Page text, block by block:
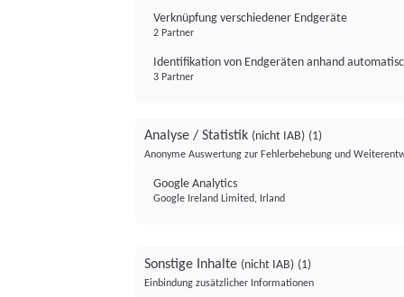
Verknüpfung verschiedener Endgeräte
2 Partner
Identifikation von Endgeräten anhand
3 Partner
Analyse / Statistik (nicht IAB) (1)
Anonyme Auswertung zur Fehlerbehebung und
Google Analytics
Google Ireland Limited, Irland
Sonstige Inhalte (nicht IAB) (1)
Einbindung zusätzlicher Informationen